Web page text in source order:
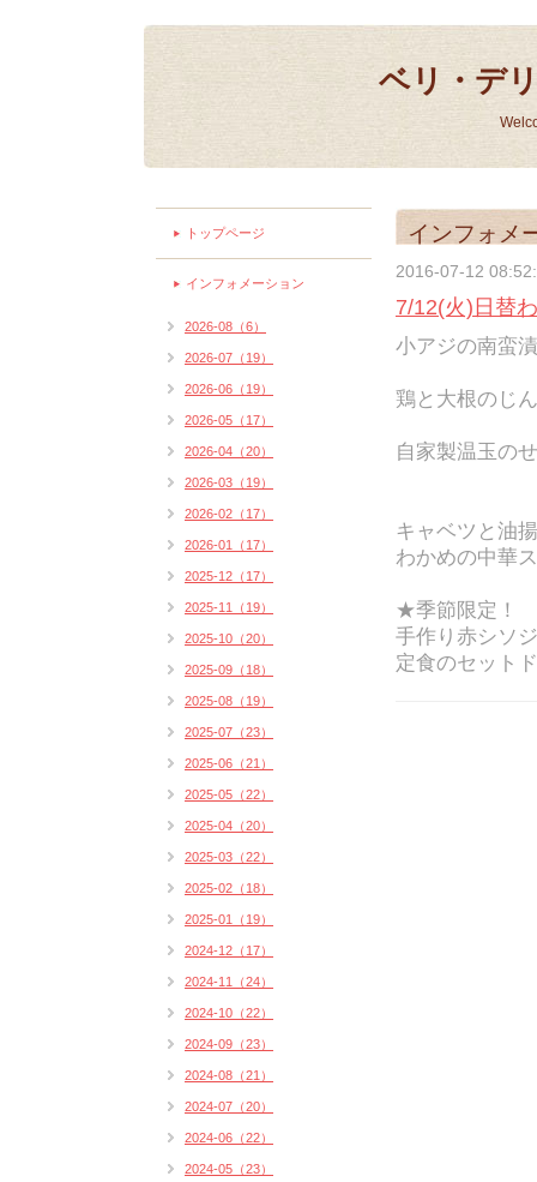
ベリ・デ
インフォメ
2016-07-12
7/12(火)日替
小アジの南蛮
鶏と大根のじ
自家製温玉の
キャベツと油
わかめの中華
★季節限定！
手作り赤シソ
定食のセット
トップページ
インフォメーション
2026-08（6）
2026-07（19）
2026-06（19）
2026-05（17）
2026-04（20）
2026-03（19）
2026-02（17）
2026-01（17）
2025-12（17）
2025-11（19）
2025-10（20）
2025-09（18）
2025-08（19）
2025-07（23）
2025-06（21）
2025-05（22）
2025-04（20）
2025-03（22）
2025-02（18）
2025-01（19）
2024-12（17）
2024-11（24）
2024-10（22）
2024-09（23）
2024-08（21）
2024-07（20）
2024-06（22）
2024-05（23）